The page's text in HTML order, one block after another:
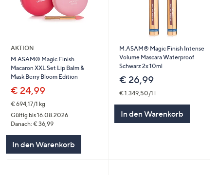
AKTION
M.ASAM® Magic Finish
Macaron XXL Set Lip Balm &
Mask Berry Bloom Edition
€ 24,99
€ 694,17/1 kg
Gültig bis 16.08.2026
Danach: € 36,99
In den Warenkorb
M.ASAM® Magic Finish Intense
Volume Mascara Waterproof
Schwarz 2x 10ml
€ 26,99
€ 1.349,50/1 l
In den Warenkorb